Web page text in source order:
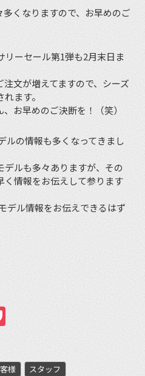
くなりますので、お早めのご
リーセール第1弾も2月末日ま
文が増えてますので、シーズ
ます。
お早めのご決断を！（笑）
ルの情報も多くなってきまし
デルも多々ありますが、その
く情報をお伝えして参ります
デル情報をお伝えできるはず
様
スタッフ